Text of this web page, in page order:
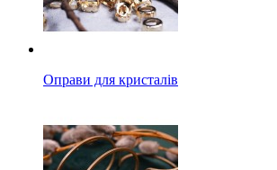
Оправи для кристалів